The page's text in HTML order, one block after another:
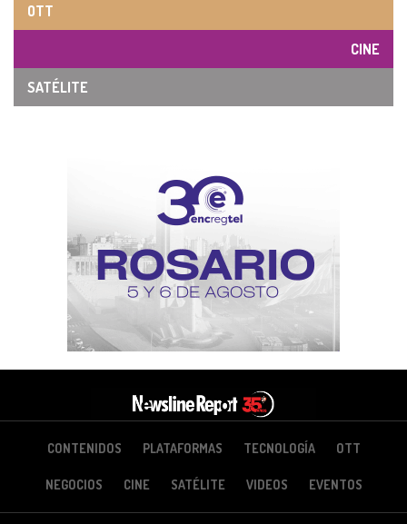
OTT
CINE
SATÉLITE
CONTENIDOS PLATAFORMAS TECNOLOGÍA OTT
NEGOCIOS CINE SATÉLITE VIDEOS EVENTOS